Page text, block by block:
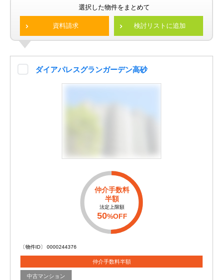
選択した物件をまとめて
資料請求 検討リストに追加
ダイアパレスグランガーデン高砂
仲介手数料
半額
法定上限額
50%OFF
〔物件ID〕 0000244376
仲介手数料半額
中古マンション